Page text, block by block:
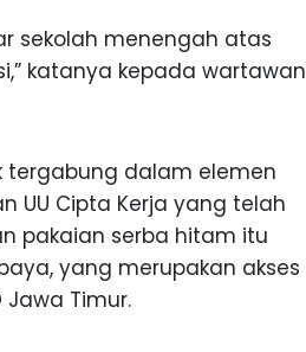
sekolah menengah atas
katanya kepada wartawan
tergabung dalam elemen
UU Cipta Kerja yang telah
pakaian serba hitam itu
yang merupakan akses
Jawa Timur.